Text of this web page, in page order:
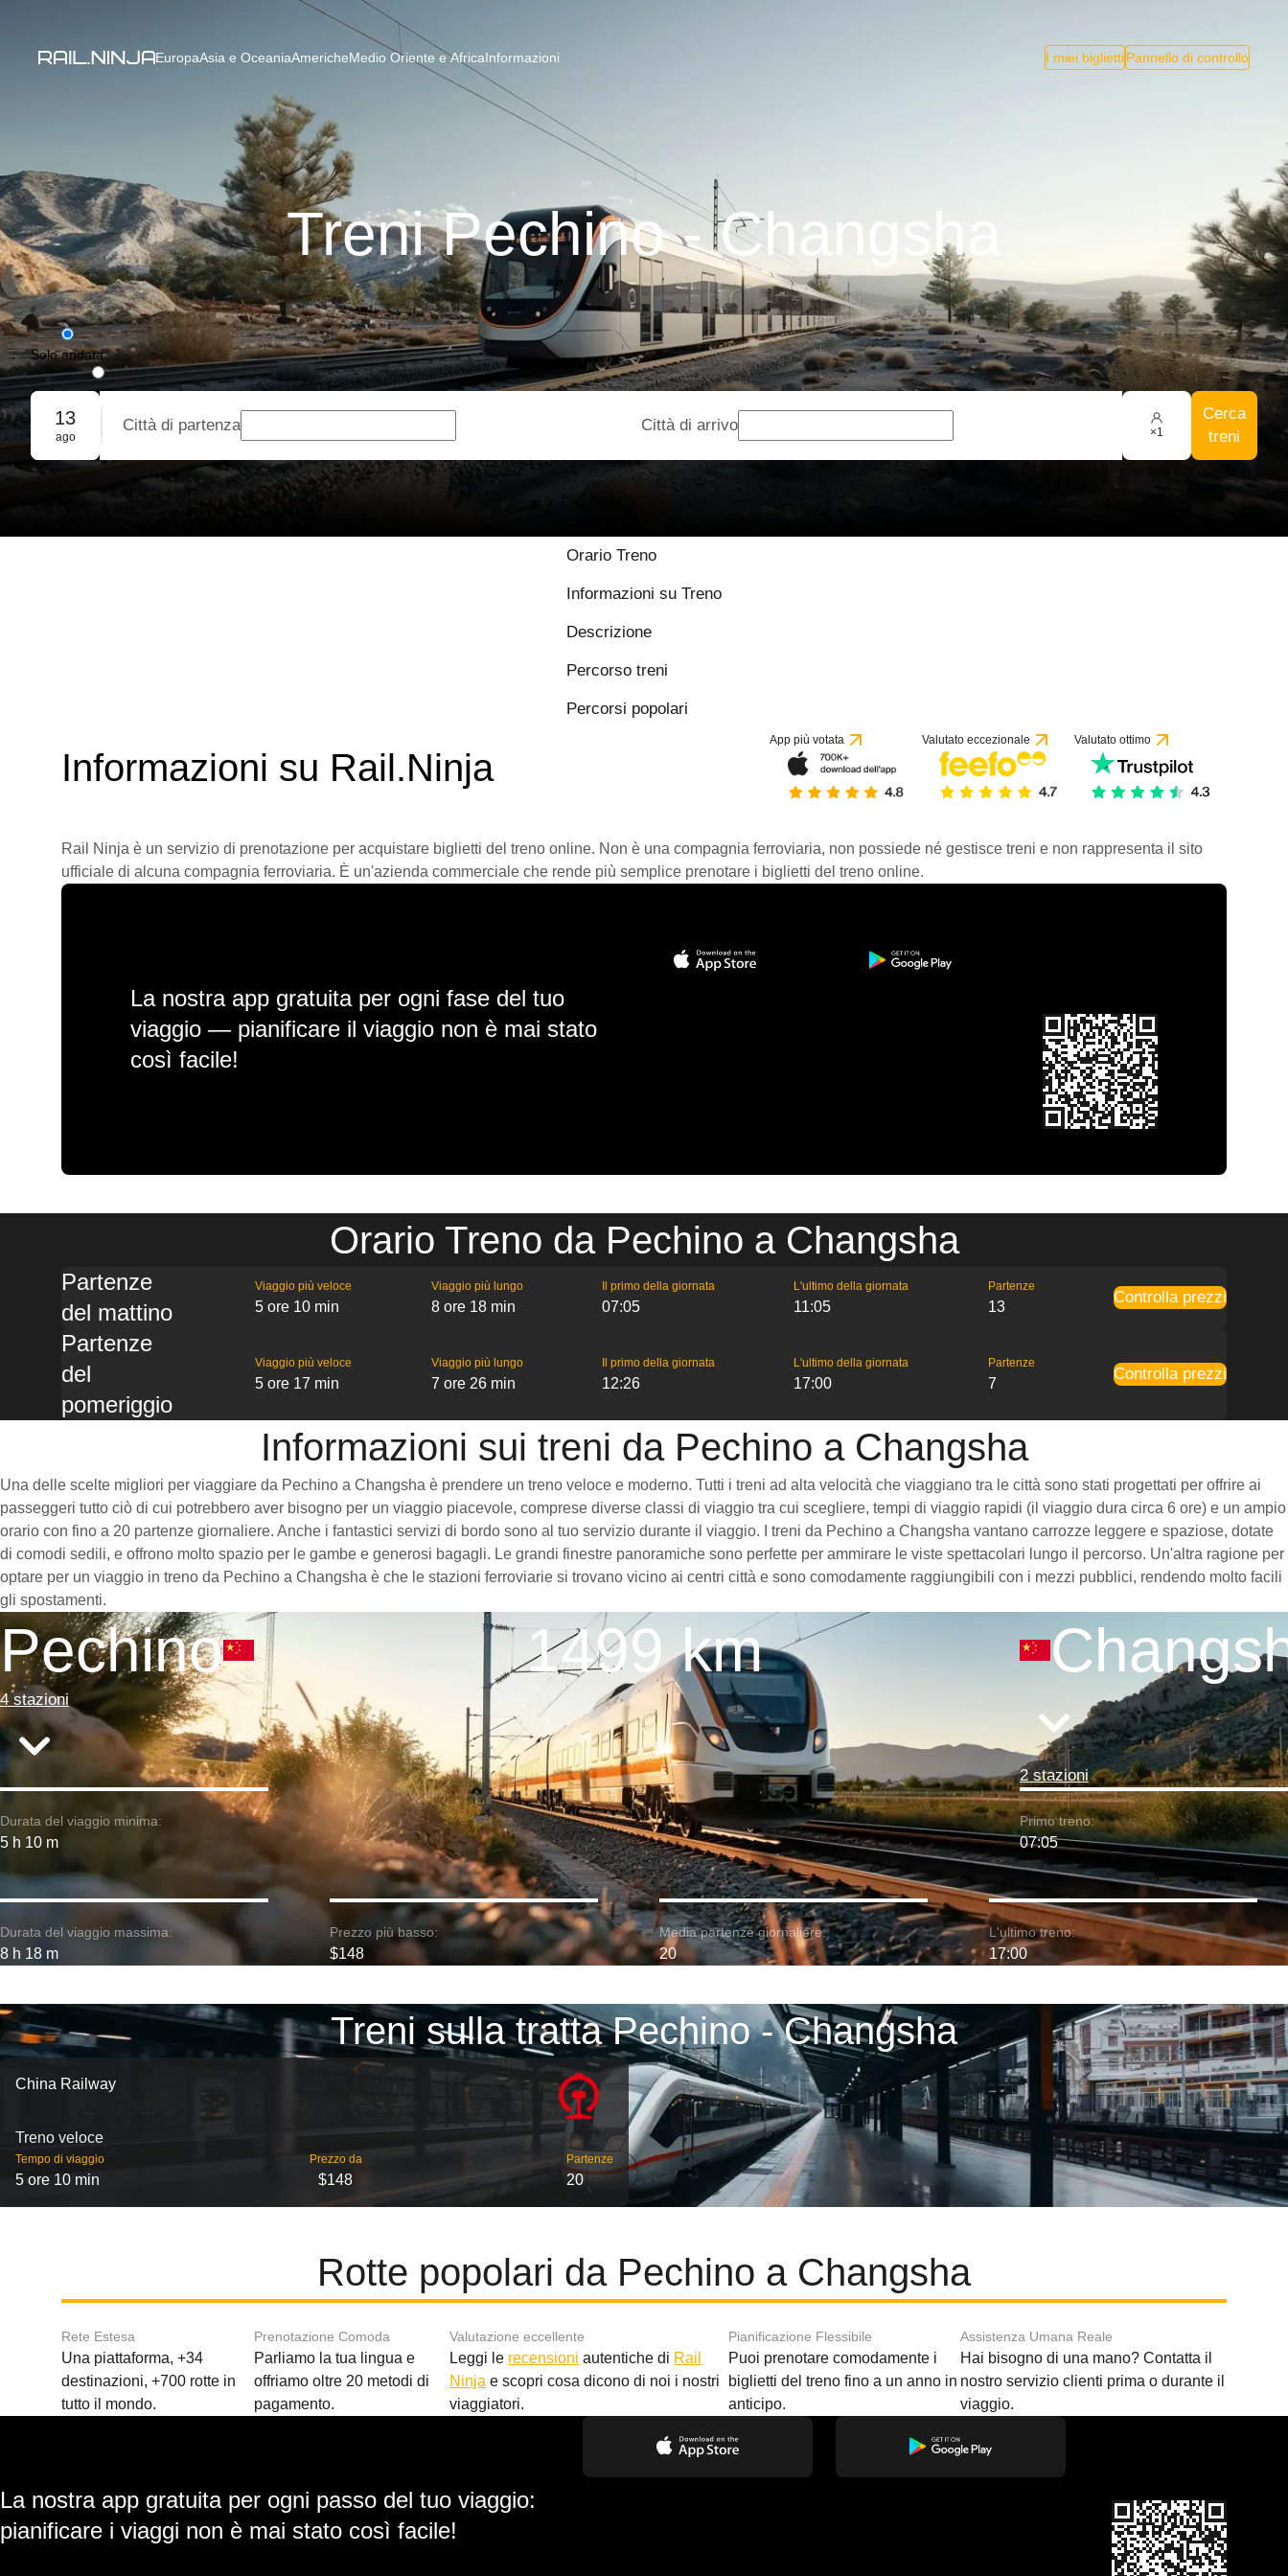
EuropaAsia e OceaniaAmericheMedio Oriente e AfricaInformazioni I miei bigliettiPannello di controllo
Treni Pechino - Changsha
Solo andata
Andata e ritorno
Prenotazione di gruppo
13
ago
Città di partenza Città di arrivo ×1
Cerca
treni
Orario Treno
Informazioni su Treno
Descrizione
Percorso treni
Percorsi popolari
Informazioni su Rail.Ninja
App più votata Valutato eccezionale Valutato ottimo
Rail Ninja è un servizio di prenotazione per acquistare biglietti del treno online. Non è una compagnia ferroviaria, non possiede né gestisce treni e non rappresenta il sito
ufficiale di alcuna compagnia ferroviaria. È un'azienda commerciale che rende più semplice prenotare i biglietti del treno online.
La nostra app gratuita per ogni fase del tuo
viaggio — pianificare il viaggio non è mai stato
così facile!
Orario Treno da Pechino a Changsha
Partenze
del mattino
Viaggio più veloce
5 ore 10 min
Viaggio più lungo
8 ore 18 min
Il primo della giornata
07:05
L'ultimo della giornata
11:05
Partenze
13
Controlla prezzi
Partenze
del
pomeriggio
Viaggio più veloce
5 ore 17 min
Viaggio più lungo
7 ore 26 min
Il primo della giornata
12:26
L'ultimo della giornata
17:00
Partenze
7
Controlla prezzi
Informazioni sui treni da Pechino a Changsha
Una delle scelte migliori per viaggiare da Pechino a Changsha è prendere un treno veloce e moderno. Tutti i treni ad alta velocità che viaggiano tra le città sono stati progettati per offrire ai
passeggeri tutto ciò di cui potrebbero aver bisogno per un viaggio piacevole, comprese diverse classi di viaggio tra cui scegliere, tempi di viaggio rapidi (il viaggio dura circa 6 ore) e un ampio
orario con fino a 20 partenze giornaliere. Anche i fantastici servizi di bordo sono al tuo servizio durante il viaggio. I treni da Pechino a Changsha vantano carrozze leggere e spaziose, dotate
di comodi sedili, e offrono molto spazio per le gambe e generosi bagagli. Le grandi finestre panoramiche sono perfette per ammirare le viste spettacolari lungo il percorso. Un'altra ragione per
optare per un viaggio in treno da Pechino a Changsha è che le stazioni ferroviarie si trovano vicino ai centri città e sono comodamente raggiungibili con i mezzi pubblici, rendendo molto facili
gli spostamenti.
Pechino
4 stazioni
1499 km
2 stazioni
Durata del viaggio minima:
5 h 10 m
Primo treno:
07:05
Durata del viaggio massima:
8 h 18 m
Prezzo più basso:
$148
Media partenze giornaliere:
20
L'ultimo treno:
17:00
Treni sulla tratta Pechino - Changsha
China Railway
Treno veloce
Tempo di viaggio
5 ore 10 min
Prezzo da
$148
Partenze
20
Rotte popolari da Pechino a Changsha
Rete Estesa
Una piattaforma, +34
destinazioni, +700 rotte in
tutto il mondo.
Prenotazione Comoda
Parliamo la tua lingua e
offriamo oltre 20 metodi di
pagamento.
Valutazione eccellente
Leggi le recensioni autentiche di Rail
Ninja e scopri cosa dicono di noi i nostri
viaggiatori.
Pianificazione Flessibile
Puoi prenotare comodamente i
biglietti del treno fino a un anno in
anticipo.
Assistenza Umana Reale
Hai bisogno di una mano? Contatta il
nostro servizio clienti prima o durante il
viaggio.
La nostra app gratuita per ogni passo del tuo viaggio:
pianificare i viaggi non è mai stato così facile!